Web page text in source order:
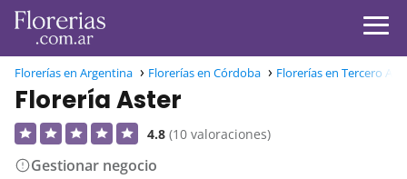
Florerías en Argentina Florerías en Córdoba Florerías en Tercero
Florería Aster
4.8 (10 valoraciones)
Gestionar negocio